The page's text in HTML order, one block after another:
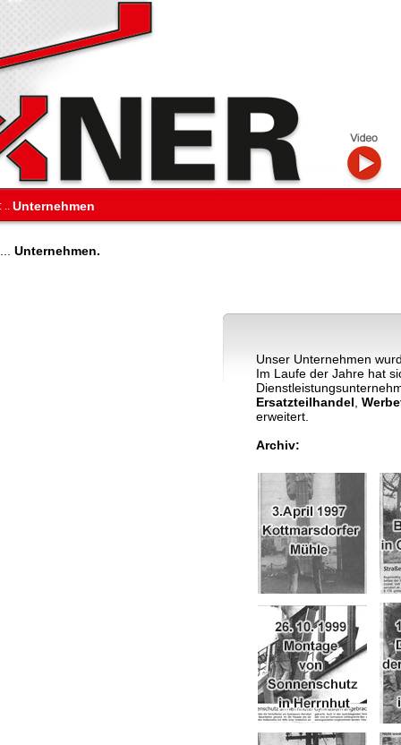
.. Unternehmen
Unternehmen.
Unser Unternehmen
Im Laufe der Jahre hat
Ersatzteilhandel
erweitert.
Archiv: